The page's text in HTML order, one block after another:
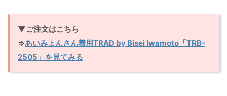
▼ご注文はこちら
⇒あいみょんさん着用TRAD by Bisei Iwamoto「TRB-
2505」を見てみる